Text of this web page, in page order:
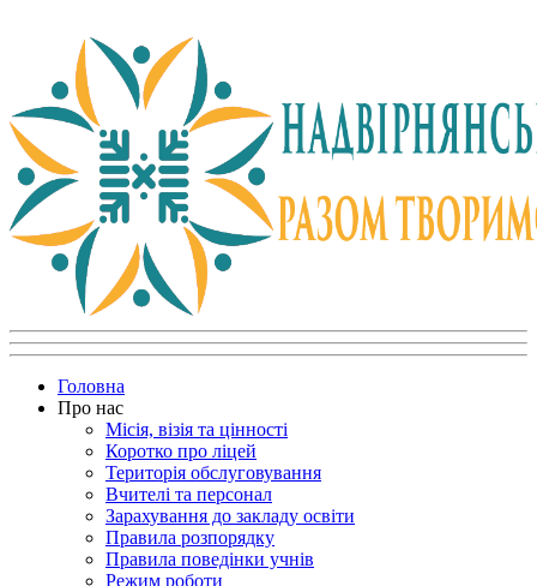
Головна
Про нас
Місія, візія та цінності
Коротко про ліцей
Територія обслуговування
Вчителі та персонал
Зарахування до закладу освіти
Правила розпорядку
Правила поведінки учнів
Режим роботи